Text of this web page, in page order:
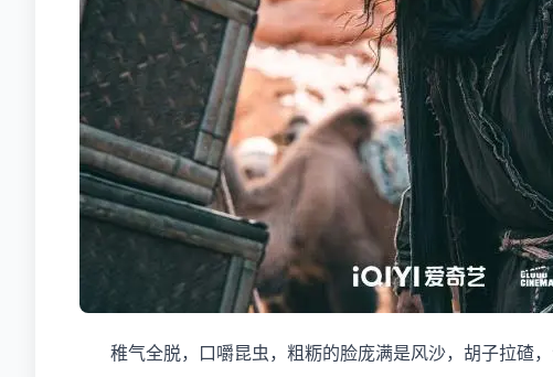
稚气全脱，口嚼昆虫，粗粝的脸庞满是风沙，胡子拉碴，